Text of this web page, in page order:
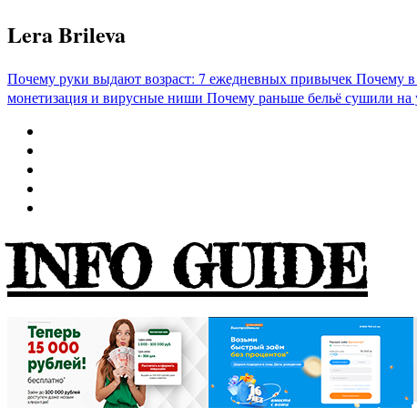
Перейти
к
Lera Brileva
Почему руки выдают возраст: 7 ежедневных привычекПочему в
монетизация и вирусные ниши Почему раньше бельё сушили на
INFO GUIDE